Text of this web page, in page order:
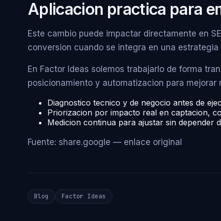
Aplicacion practica para
Este cambio puede impactar directamente en
conversion cuando se integra en una estrategia
En Factor Ideas solemos trabajarlo de forma
posicionamiento y automatizacion para mejorar
Diagnostico tecnico y de negocio antes de
Priorizacion por impacto real en captacion,
Medicion continua para ajustar sin depender
Fuente: share.google — enlace original
Blog Factor Ideas